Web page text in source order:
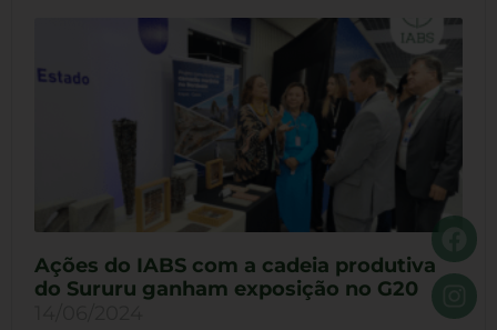
Ações do IABS com a cadeia produtiva
do Sururu ganham exposição no G20